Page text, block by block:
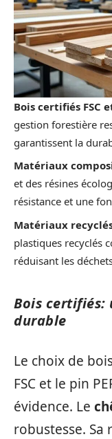
Bois certifiés FSC
gestion forestière
garantissent la
Matériaux
et des résines
résistance et une
Matériaux
plastiques recyclés
réduisant les
Bois certifiés:
durable
Le choix de
FSC et le pin
évidence. Le
robustesse. Sa